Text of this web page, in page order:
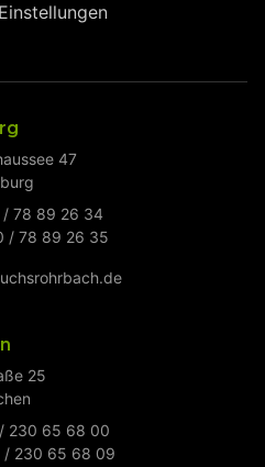
47
78 89 26 34
/ 78 89 26 35
25
230 65 68 00
/ 230 65 68 09